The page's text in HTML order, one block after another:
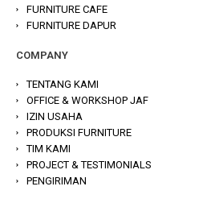
FURNITURE CAFE
FURNITURE DAPUR
COMPANY
TENTANG KAMI
OFFICE & WORKSHOP JAF
IZIN USAHA
PRODUKSI FURNITURE
TIM KAMI
PROJECT & TESTIMONIALS
PENGIRIMAN